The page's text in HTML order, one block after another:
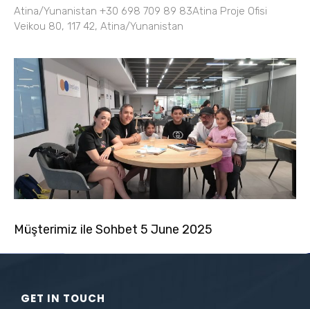
Atina/Yunanistan +30 698 709 89 83Atina Proje Ofisi
Veikou 80, 117 42, Atina/Yunanistan
Müşterimiz ile Sohbet 5 June 2025
GET IN TOUCH